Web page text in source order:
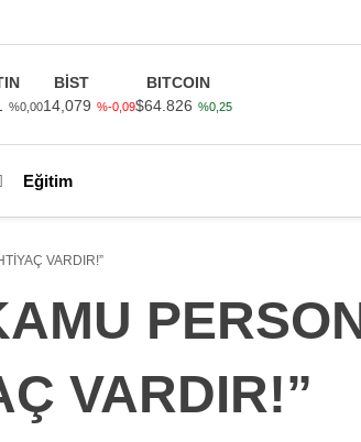
%0,00
BİST
14,079 %-0,09
BITCOIN
$64.826 %0,25
Eğitim
VARDIR!”
VARDIR!”